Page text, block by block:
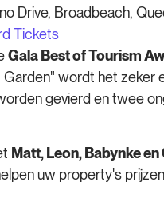
Drive, Broadbeach,
Tickets
Gala Best of Tourism
wordt het zeker
gevierd en twee
Matt, Leon, Babynke en
uw property's